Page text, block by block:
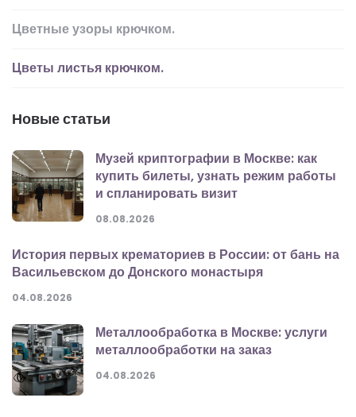
Цветные узоры крючком.
Цветы листья крючком.
Новые статьи
Музей криптографии в Москве: как
купить билеты, узнать режим работы
и спланировать визит
08.08.2026
История первых крематориев в России: от бань на
Васильевском до Донского монастыря
04.08.2026
Металлообработка в Москве: услуги
металлообработки на заказ
04.08.2026